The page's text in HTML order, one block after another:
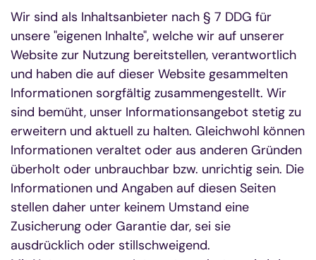
Wir sind als Inhaltsanbieter nach § 7 DDG für
unsere "eigenen Inhalte", welche wir auf unserer
Website zur Nutzung bereitstellen, verantwortlich
und haben die auf dieser Website gesammelten
Informationen sorgfältig zusammengestellt. Wir
sind bemüht, unser Informationsangebot stetig zu
erweitern und aktuell zu halten. Gleichwohl können
Informationen veraltet oder aus anderen Gründen
überholt oder unbrauchbar bzw. unrichtig sein. Die
Informationen und Angaben auf diesen Seiten
stellen daher unter keinem Umstand eine
Zusicherung oder Garantie dar, sei sie
ausdrücklich oder stillschweigend.